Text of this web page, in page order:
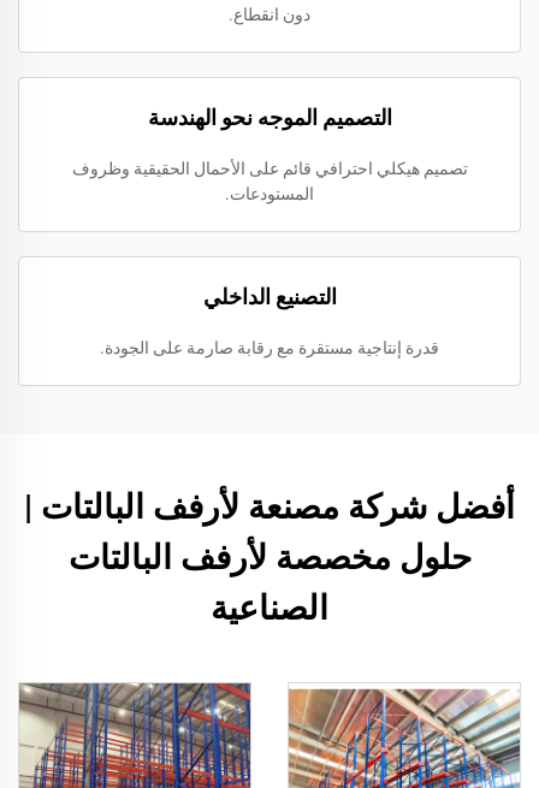
دون انقطاع.
التصميم الموجه نحو الهندسة
تصميم هيكلي احترافي قائم على الأحمال الحقيقية وظروف
المستودعات.
التصنيع الداخلي
قدرة إنتاجية مستقرة مع رقابة صارمة على الجودة.
أفضل شركة مصنعة لأرفف البالتات |
حلول مخصصة لأرفف البالتات
الصناعية